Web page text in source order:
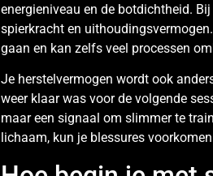
energieniveau en de botdichtheid.
spierkracht en uithoudingsvermogen.
gaan en kan zelfs veel processen
Je herstelvermogen wordt ook
weer klaar was voor de volgende
maar een signaal om slimmer te
lichaam, kun je blessures